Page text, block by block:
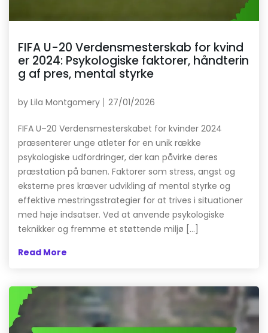
FIFA U-20 Verdensmesterskab for kvind
er 2024: Psykologiske faktorer, håndterin
g af pres, mental styrke
by Lila Montgomery 27/01/2026
FIFA U–20 Verdensmesterskabet for kvinder 2024
præsenterer unge atleter for en unik række
psykologiske udfordringer, der kan påvirke deres
præstation på banen. Faktorer som stress, angst og
eksterne pres kræver udvikling af mental styrke og
effektive mestringsstrategier for at trives i situationer
med høje indsatser. Ved at anvende psykologiske
teknikker og fremme et støttende miljø […]
Read More